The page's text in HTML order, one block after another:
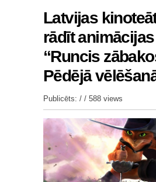
Latvijas
rādīt
“Runcis
Pēdējā
Publicēts: / / 588 views